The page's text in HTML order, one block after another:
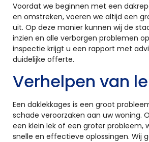
Voordat we beginnen met een
en omstreken, voeren we altijd een
uit. Op deze manier kunnen wij de
inzien en alle verborgen problemen
inspectie krijgt u een rapport met
duidelijke offerte.
Verhelpen van
Een daklekkages is een groot
schade veroorzaken aan uw woning.
een klein lek of een groter probleem,
snelle en effectieve oplossingen. Wij